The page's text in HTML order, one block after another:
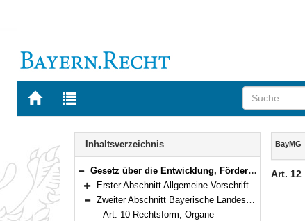
Zur
BAYERN.RECHT
Zur
letzten
Navigation
Inhaltsverzeichnis
Bereich reduzieren
Gesetz über die Entwicklung, Förderung und Veranstaltung privater Rundfunkangebote und anderer Telemedien in Bayern (Bayerisches Mediengesetz – BayMG) in der Fassung der Bekanntmachung vom 22. Oktober 2003 (GVBl. S. 799) BayRS 2251-4-S (Art. 1–39)
Bereich erweitern
Erster Abschnitt Allgemeine Vorschriften (Art. 1–9)
Bereich reduzieren
Zweiter Abschnitt Bayerische Landeszentrale für neue Medien (Art. 10–22)
Art. 10 Rechtsform, Organe
Inhalt
BayMG
Art. 12